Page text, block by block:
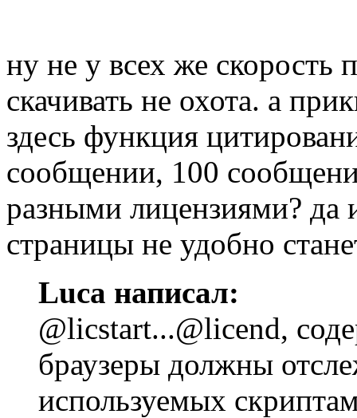
ну не у всех же скорость
скачивать не охота. а
здесь функция
сообщении, 100
разными лицензиями? да
страницы не удобно
Luca написал:
@licstart...@licend,
браузеры должны
используемых